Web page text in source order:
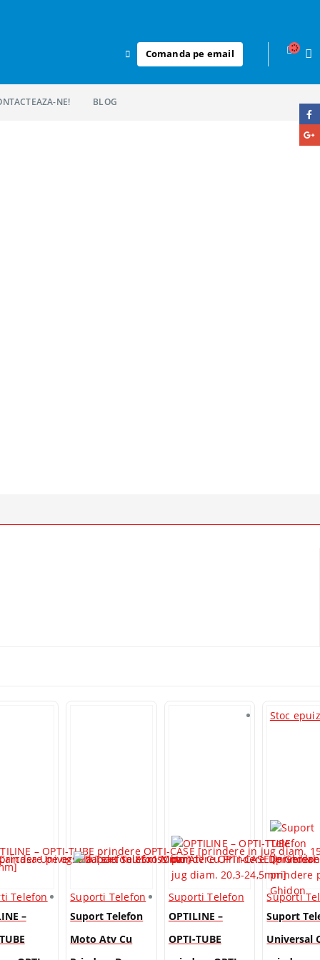
Comanda pe email
NE! BLOG
Telefon
–
Suporti Telefon
Suport Telefon
Moto Atv Cu
Suporti Telefon
OPTILINE –
OPTI-TUBE
Stoc
Suporti
Suport
Universal